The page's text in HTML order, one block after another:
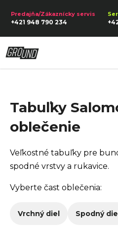
obsah+421 948 790 234
Tabuľky
oblečenie
Veľkostné tabuľky pre
spodné vrstvy a rukavice.
Vyberte čast oblečenia:
Vrchný diel Spodný
š
k
Späť
Späť
Č
o
t
r
b
u
e